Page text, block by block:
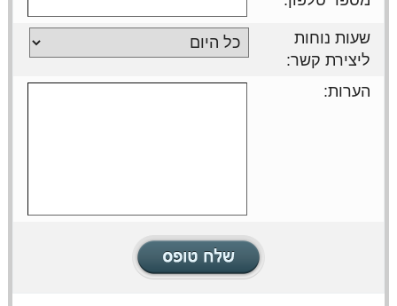
שעות נוחות
ליצירת קשר:
הערות: